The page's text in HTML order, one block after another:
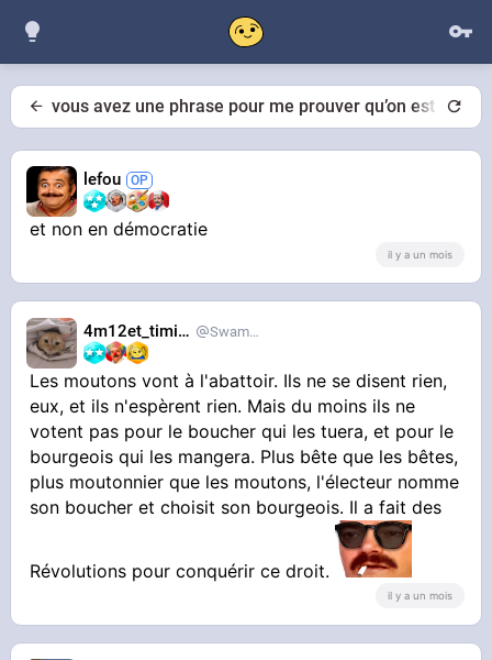
vous avez une phrase pour me prouver qu’on est en
lefou
et non en démocratie
il y a un mois
4m12et_timide SwampDrainer
Les moutons vont à l'abattoir. Ils ne se disent rien,
eux, et ils n'espèrent rien. Mais du moins ils ne
votent pas pour le boucher qui les tuera, et pour le
bourgeois qui les mangera. Plus bête que les bêtes,
plus moutonnier que les moutons, l'électeur nomme
son boucher et choisit son bourgeois. Il a fait des
Révolutions pour conquérir ce droit.
il y a un mois